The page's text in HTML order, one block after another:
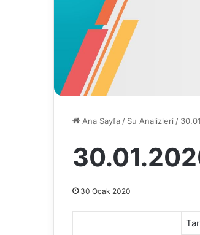
Ana Sayfa/ Su Analizleri /
30 Ocak 2020